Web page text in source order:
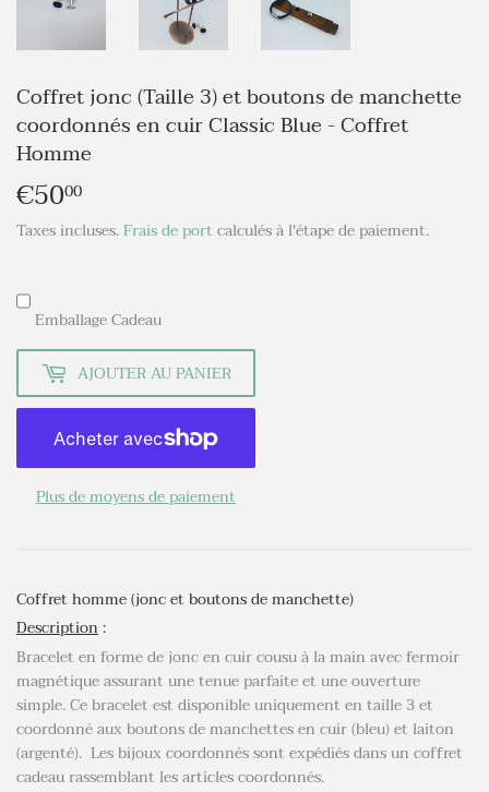
Coffret jonc (Taille 3) et boutons de manchette
coordonnés en cuir Classic Blue - Coffret
Homme
€5000
Taxes incluses.Frais de port calculés à l'étape de paiement.
Emballage Cadeau
AJOUTER AU PANIER
Plus de moyens de paiement
Coffret homme (jonc et boutons de manchette)
Description :
Bracelet en forme de jonc en cuir cousu à la main avec fermoir
magnétique assurant une tenue parfaite et une ouverture
simple. Ce bracelet est disponible uniquement en taille 3 et
coordonné aux boutons de manchettes en cuir (bleu) et laiton
(argenté). Les bijoux coordonnés sont expédiés dans un coffret
cadeau rassemblant les articles coordonnés.